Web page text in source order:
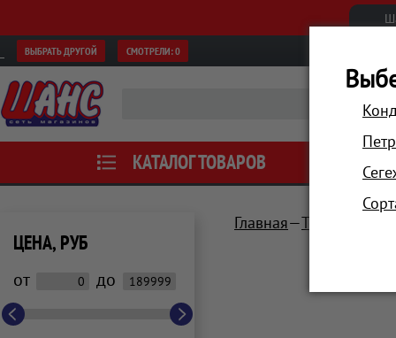
ВЫБРАТЬ ДРУГОЙ СМОТРЕЛИ:0
КАТАЛОГ ТОВАРОВ АКЦИИ
ЦЕНА, РУБ
от до
Главная Техника для